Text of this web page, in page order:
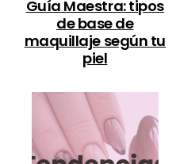
Guía Maestra: tipos
de base de
maquillaje según tu
piel